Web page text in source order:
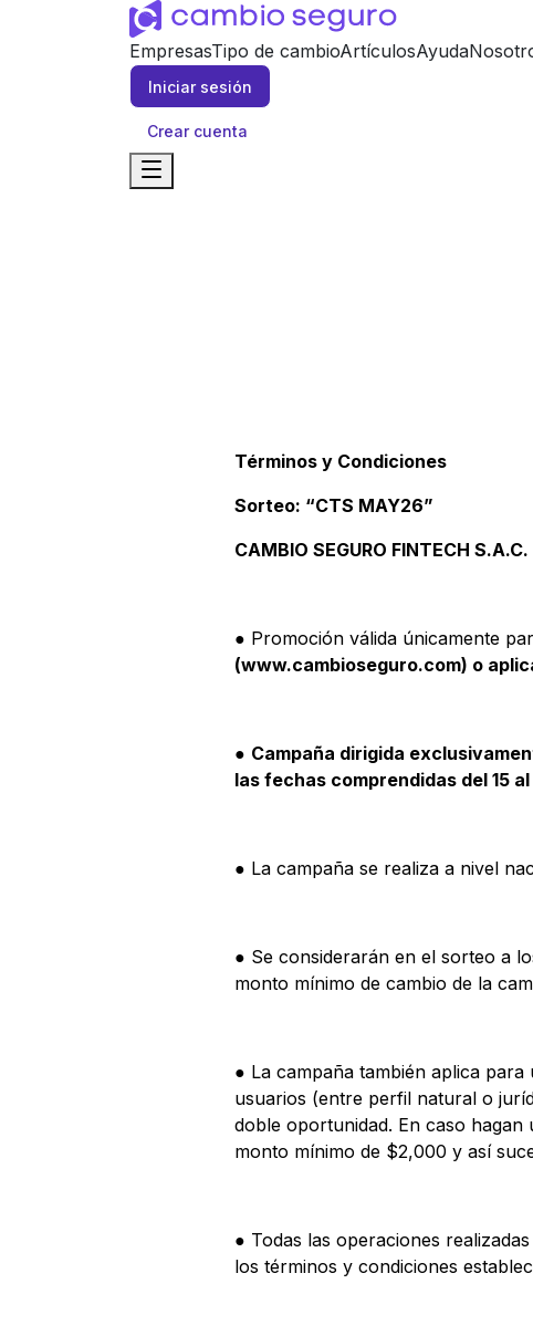
EmpresasTipo de cambioArtículosAyuda
Iniciar sesión
Crear cuenta
Términos y Condiciones
Sorteo: “CTS MAY26”
CAMBIO SEGURO FINTECH S.A.C.
● Promoción válida únicamente
(www.cambioseguro.com) o
● Campaña dirigida
las fechas comprendidas del 15
● La campaña se realiza a nivel
● Se considerarán en el sorteo a
monto mínimo de cambio de la
● La campaña también aplica
usuarios (entre perfil natural o
doble oportunidad. En caso
monto mínimo de $2,000 y así
● Todas las operaciones
los términos y condiciones